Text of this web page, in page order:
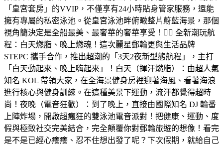
「皇宮套房」的VVIP，不僅享有24小時貼身管家服務，還能
擁有專屬的私密泳池。從皇宮泳池畔俯瞰整片蔚藍海景，那個
視角簡決定是全船最美、最奢華的奢華享受！🏋️‍♂️ 全新潮玩航
程：白天燃脂、晚上燃魂！這次麗星郵輪更與生活品牌
STEPC 攜手合作，推出超潮的「3天2夜新型態航程」，主打
「白天動起來、晚上嗨起來」！白天（揮汗燃脂）：由超人氣
知名 KOL 帶領大家，在全海景健身房裡迎著海風、看著海浪
進行核心與健身訓練。在這種美景下運動，流汗都覺得超時
尚！夜晚（電音狂歡）：到了晚上，直接由國際知名 DJ 輪番
上陣炸場，開啟超瘋狂的雙泳池電音派對！把健康、運動、度
假與極致社交完美結合，完全顛覆你對郵輪旅遊的想像！看完
是不是已經心癢癢、忍不住想出發了呢？下次假期，就給自己